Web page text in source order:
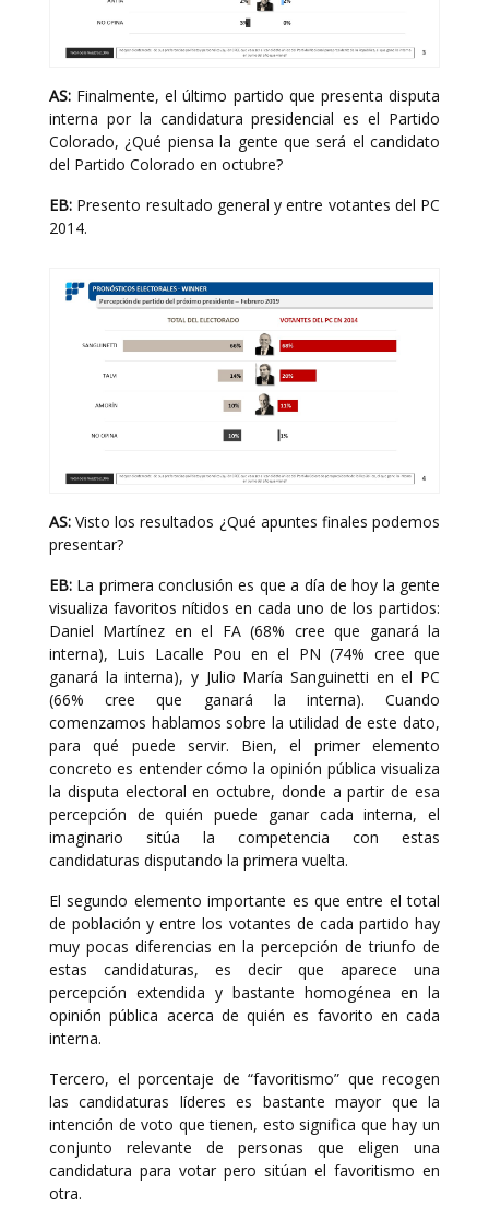
AS: Finalmente, el último partido que presenta disputa
interna por la candidatura presidencial es el Partido
Colorado, ¿Qué piensa la gente que será el candidato
del Partido Colorado en octubre?
EB: Presento resultado general y entre votantes del PC
2014.
AS: Visto los resultados ¿Qué apuntes finales podemos
presentar?
EB: La primera conclusión es que a día de hoy la gente
visualiza favoritos nítidos en cada uno de los partidos:
Daniel Martínez en el FA (68% cree que ganará la
interna), Luis Lacalle Pou en el PN (74% cree que
ganará la interna), y Julio María Sanguinetti en el PC
(66% cree que ganará la interna). Cuando
comenzamos hablamos sobre la utilidad de este dato,
para qué puede servir. Bien, el primer elemento
concreto es entender cómo la opinión pública visualiza
la disputa electoral en octubre, donde a partir de esa
percepción de quién puede ganar cada interna, el
imaginario sitúa la competencia con estas
candidaturas disputando la primera vuelta.
El segundo elemento importante es que entre el total
de población y entre los votantes de cada partido hay
muy pocas diferencias en la percepción de triunfo de
estas candidaturas, es decir que aparece una
percepción extendida y bastante homogénea en la
opinión pública acerca de quién es favorito en cada
interna.
Tercero, el porcentaje de “favoritismo” que recogen
las candidaturas líderes es bastante mayor que la
intención de voto que tienen, esto significa que hay un
conjunto relevante de personas que eligen una
candidatura para votar pero sitúan el favoritismo en
otra.